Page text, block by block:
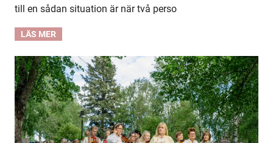
till en sådan situation är när två perso